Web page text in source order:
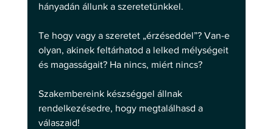
hányadán állunk a szeretetünkkel.
Te hogy vagy a szeretet „érzéseddel”? Van-e
olyan, akinek feltárhatod a lelked mélységeit
és magasságait? Ha nincs, miért nincs?
Szakembereink készséggel állnak
rendelkezésedre, hogy megtalálhasd a
válaszaid!